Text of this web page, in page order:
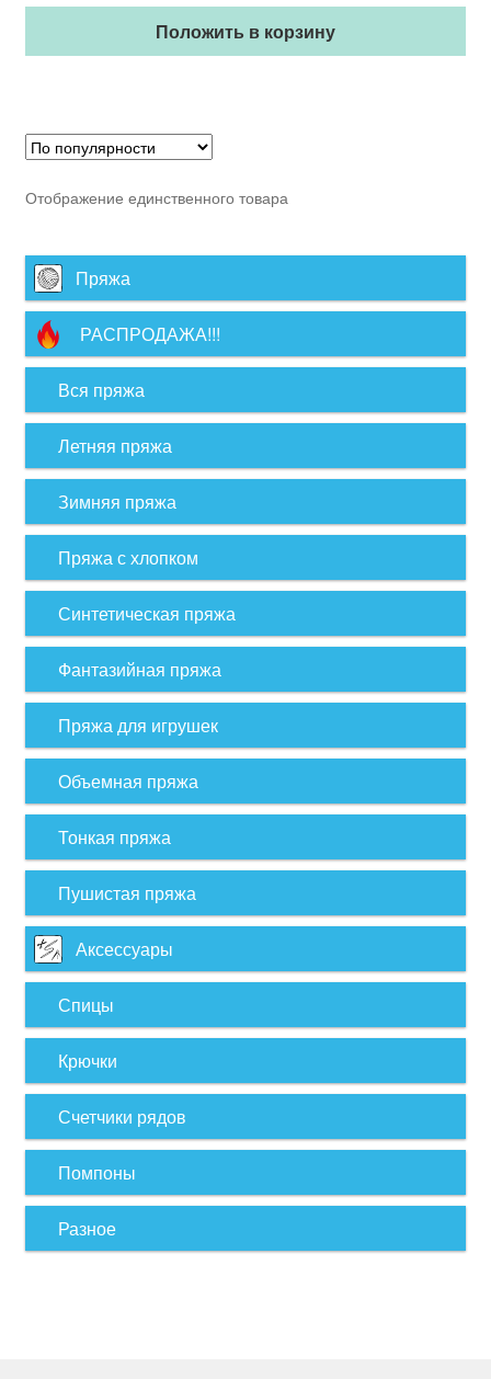
Положить в корзину
Отображение единственного товара
Пряжа
РАСПРОДАЖА!!!
Вся пряжа
Летняя пряжа
Зимняя пряжа
Пряжа с хлопком
Синтетическая пряжа
Фантазийная пряжа
Пряжа для игрушек
Объемная пряжа
Тонкая пряжа
Пушистая пряжа
Аксессуары
Спицы
Крючки
Счетчики рядов
Помпоны
Разное